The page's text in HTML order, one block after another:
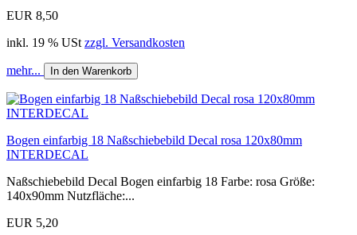
EUR 8,50
inkl. 19 % USt zzgl. Versandkosten
mehr... In den Warenkorb
Bogen einfarbig 18 Naßschiebebild Decal rosa 120x80mm
INTERDECAL
Naßschiebebild Decal Bogen einfarbig 18 Farbe: rosa Größe:
140x90mm Nutzfläche:...
EUR 5,20